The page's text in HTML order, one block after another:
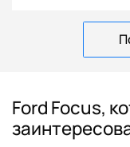
Ford Focus,